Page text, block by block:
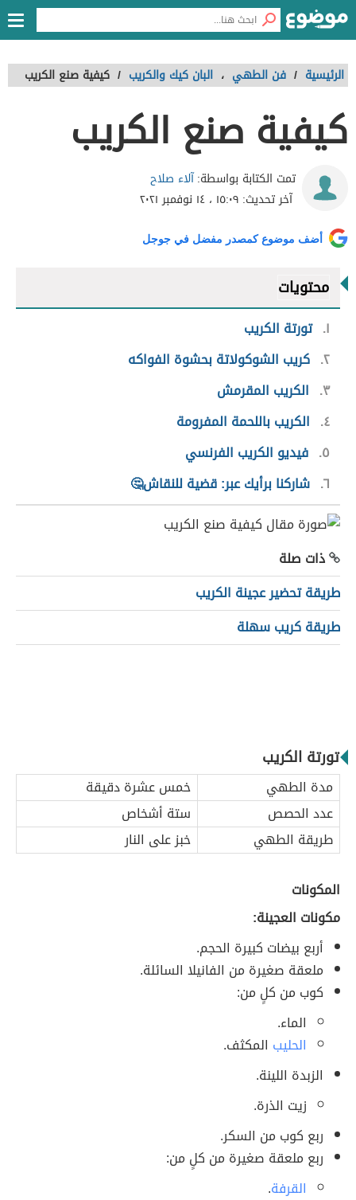
الرئيسية / فن الطهي ، البان كيك والكريب / كيفية صنع الكريب
كيفية صنع الكريب
تمت الكتابة بواسطة:آلاء صلاح
آخر تحديث: ١٥:٠٩ ، ١٤ نوفمبر ٢٠٢١
أضف موضوع كمصدر مفضل في جوجل
محتويات
١ تورتة الكريب
٢ كريب الشوكولاتة بحشوة الفواكه
٣
الكريب المقرمش
٤
الكريب باللحمة المفرومة
٥ فيديو الكريب الفرنسي
٦ شاركنا برأيك عبر: قضية للنقاش🤔
ذات صلة
طريقة تحضير عجينة الكريب
طريقة كريب سهلة
تورتة الكريب
مدة الطهي
خمس عشرة دقيقة
عدد الحصص
ستة أشخاص
طريقة الطهي
خبز على النار
المكونات
مكونات العجينة:
أربع بيضات كبيرة الحجم.
ملعقة صغيرة من الفانيلا السائلة.
كوب من كلٍ من:
الماء.
الحليب المكثف.
الزبدة اللينة.
زيت الذرة.
ربع كوب من السكر.
ربع ملعقة صغيرة من كلٍ من:
القرفة.